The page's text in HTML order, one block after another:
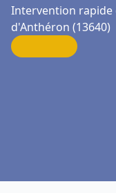
Intervention rapide
d'Anthéron (13640)